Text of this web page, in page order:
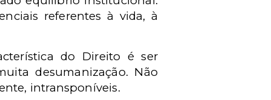
referentes à vida, à
do Direito é ser
desumanização. Não
intransponíveis.